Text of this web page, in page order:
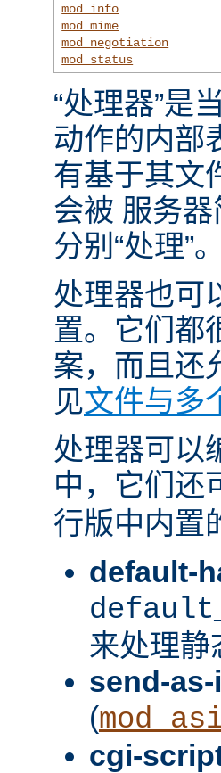
mod_info
mod_mime
mod_negotiation
mod_status
“处理器”是
动作的内部
有基于其文
会被 服务
分别“处理”。
处理器也可
置。它们都
案，而且还
见文件与多
处理器可以
中，它们还
行版中内置
default-
来处理静
send-
(
cgi-